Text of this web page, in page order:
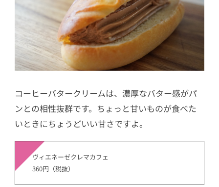
コーヒーバタークリームは、濃厚なバター感がパ
ンとの相性抜群です。ちょっと甘いものが食べた
いときにちょうどいい甘さですよ。
ヴィエネーゼクレマカフェ
360円（税抜）